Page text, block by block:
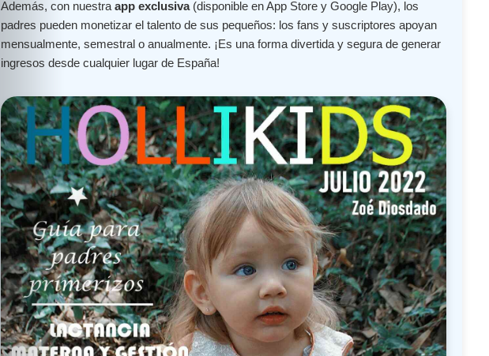
Además, con nuestra app exclusiva(disponible en App Store y Google Play), los
padres pueden monetizar el talento de sus pequeños: los fans y suscriptores apoyan
mensualmente, semestral o anualmente. ¡Es una forma divertida y segura de generar
ingresos desde cualquier lugar de España!